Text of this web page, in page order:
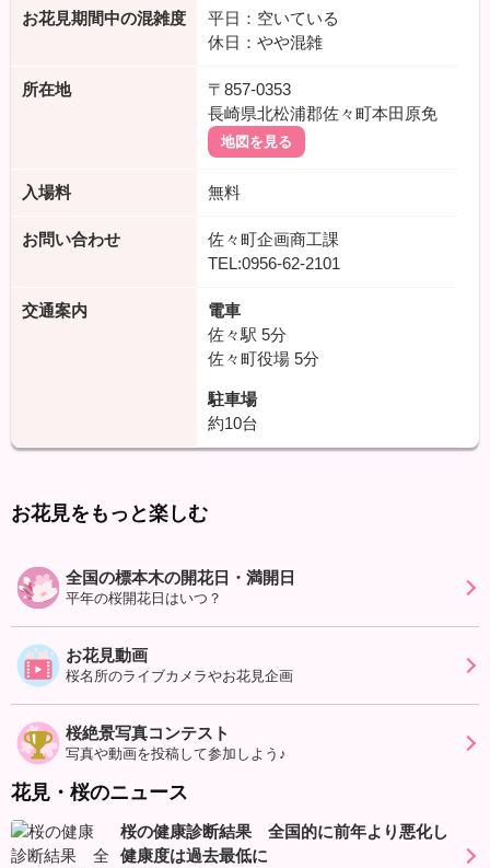
お花見期間中の混雑度
平日：空いている
休日：やや混雑
所在地
〒857-0353
長崎県北松浦郡佐々町本田原免
地図を見る
入場料 無料
お問い合わせ
佐々町企画商工課
TEL:0956-62-2101
交通案内
電車
佐々駅 5分
佐々町役場 5分
駐車場
約10台
お花見をもっと楽しむ
全国の標本木の開花日・満開日
平年の桜開花日はいつ？
お花見動画
桜名所のライブカメラやお花見企画
桜絶景写真コンテスト
写真や動画を投稿して参加しよう♪
花見・桜のニュース
桜の健康診断結果 全国的に前年より悪化し
健康度は過去最低に